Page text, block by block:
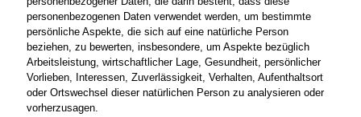
personenbezogenen Daten verwendet werden, um bestimmte
persönliche Aspekte, die sich auf eine natürliche Person
beziehen, zu bewerten, insbesondere, um Aspekte bezüglich
Arbeitsleistung, wirtschaftlicher Lage, Gesundheit, persönlicher
Vorlieben, Interessen, Zuverlässigkeit, Verhalten, Aufenthaltsort
oder Ortswechsel dieser natürlichen Person zu analysieren oder
vorherzusagen.